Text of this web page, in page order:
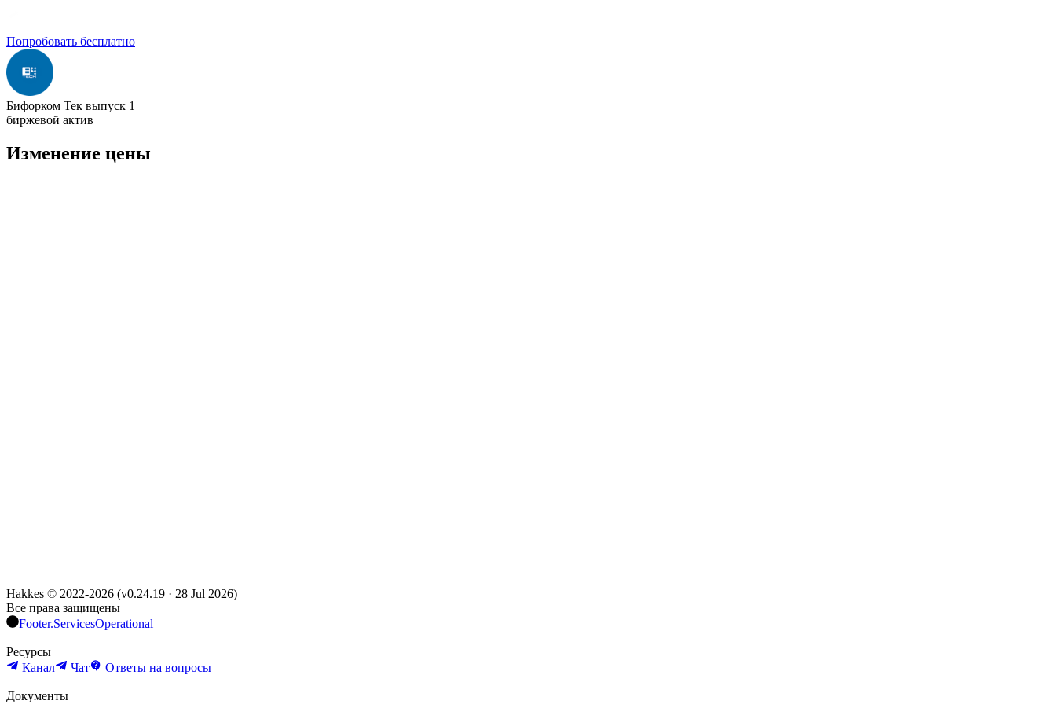
Попробовать бесплатно
Бифорком Тек выпуск 1
биржевой актив
Изменение цены
Hakkes © 2022-2026 (v0.24.19 · 28 Jul 2026)
Все права защищены
Footer.ServicesOperational
Ресурсы
Канал
Чат Ответы на вопросы
Документы